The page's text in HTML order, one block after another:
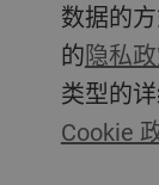
数据的
的隐私
类型的
Cookie